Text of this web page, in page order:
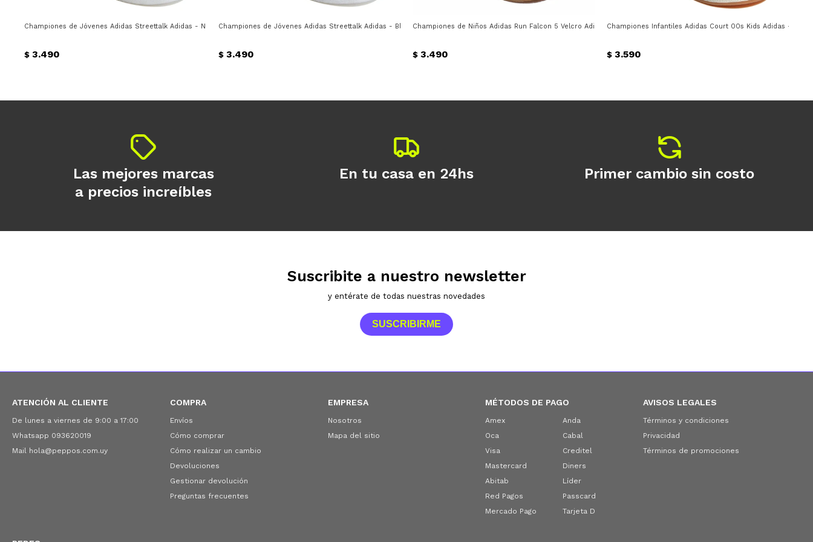
Championes de Jóvenes Adidas Streettalk Adidas - Negro - Blanco
$ 3.490
Championes de Jóvenes Adidas Streettalk Adidas - Blanco - Negro
$ 3.490
Championes de Niños Adidas Run Falcon 5 Velcro Adidas - Azul - Celeste
$ 3.490
Championes Infantiles Adidas Court 00s Kids Adidas -
$ 3.590
ATENCIÓN AL CLIENTE
De lunes a viernes de 9:00 a 17:00
Whatsapp 093620019
Mail hola@peppos.com.uy
COMPRA
Envíos
Cómo comprar
Cómo realizar un cambio
Devoluciones
Gestionar devolución
Preguntas frecuentes
EMPRESA
Nosotros
Mapa del sitio
MÉTODOS DE PAGO
Amex
Oca
Visa
Mastercard
Abitab
Red Pagos
Mercado Pago
Anda
Cabal
Creditel
Diners
Líder
Passcard
Tarjeta D
AVISOS LEGALES
Términos y condiciones
Privacidad
Términos de promociones
Las mejores marcas
a precios increíbles
En tu casa en 24hs Primer cambio sin costo
Suscribite a nuestro newsletter
y entérate de todas nuestras novedades
SUSCRIBIRME